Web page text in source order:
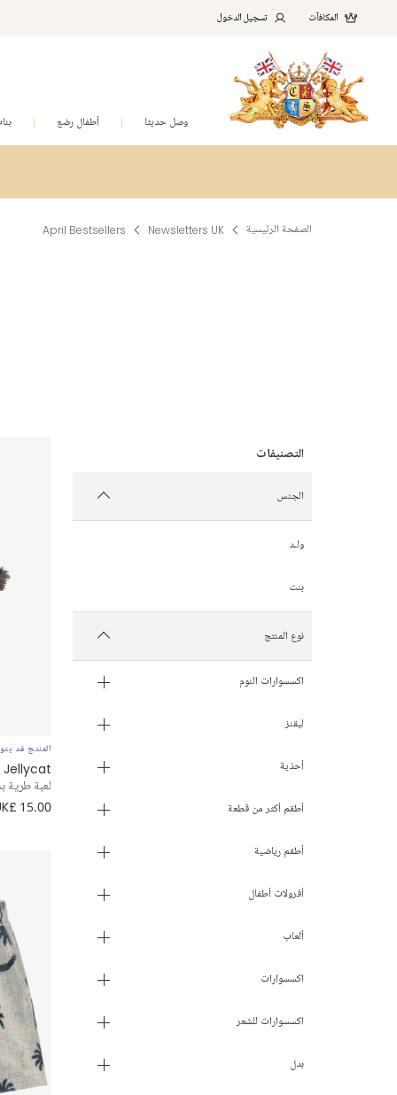
المكافآت تسجيل الدخول
وصل حديثا أطفال رضع
الصفحة الرئيسية Newsletters UK
April Bestsellers
الجنس
ولـد
بنت
نوع المنتج
اكسسوارات النوم
ليقنز
أحذية
أطقم أكثر من قطعة
أطقم رياضية
أفرولات أطفال
ألعاب
اكسسوارات
اكسسوارات للشعر
بدل
المنتج قد
Jellycat
لعبة طرية
15.00